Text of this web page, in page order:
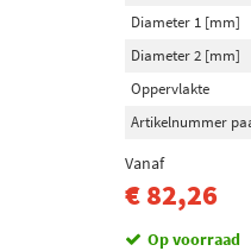
Diameter 1 [mm]
Diameter 2 [mm]
Oppervlakte
Artikelnummer
Vanaf
€ 82,26
Op voorraad